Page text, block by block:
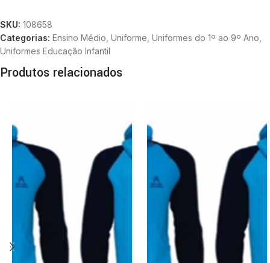
SKU: 108658
Categorias: Ensino Médio Uniforme Uniformes do 1º ao 9º Ano
Uniformes Educação Infantil
Produtos relacionados